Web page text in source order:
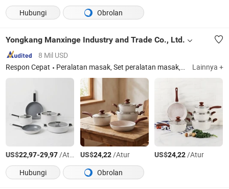
Hubungi
Obrolan
Yongkang Manxinge Industry and Trade Co., Ltd.
8 Mil USD
Respon Cepat
Peralatan masak, Set peralatan masak, Panci penggorengan, Panci casserole, Panci saus, Wok, Cangkir susu, Panci penggorengan dalam Lainnya +
US$22,97-29,97/Atur US$24,22/Atur US$24,22/Atur
Hubungi
Obrolan